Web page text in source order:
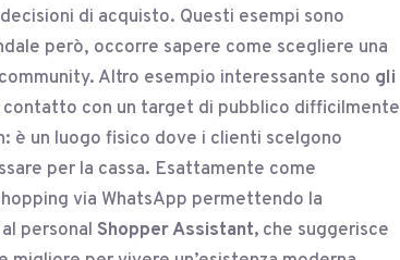
di acquisto. Questi esempi sono
però, occorre sapere come scegliere una
Altro esempio interessante sono gli
con un target di pubblico difficilmente
è un luogo fisico dove i clienti scelgono
per la cassa. Esattamente come
via WhatsApp permettendo la
personal Shopper Assistant, che suggerisce